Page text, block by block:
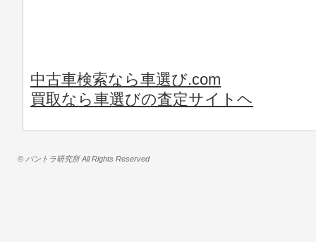
中古車検索なら車選び.com
買取なら車選びの査定サイトヘ
© バントラ研究所 All Rights Reserved